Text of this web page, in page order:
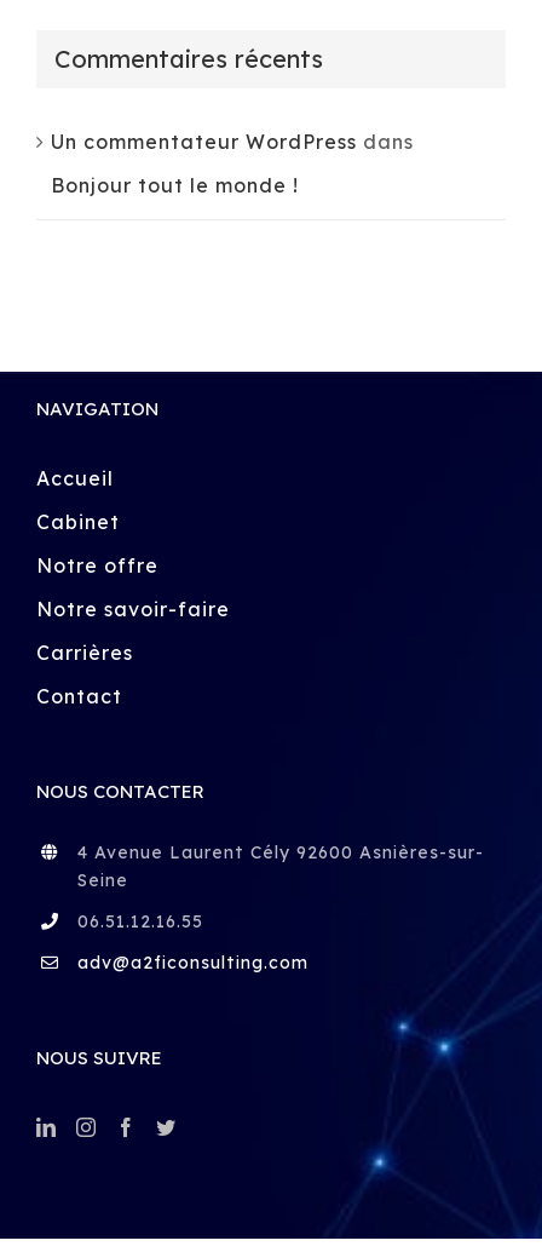
Commentaires récents
Un commentateur WordPress dans
Bonjour tout le monde !
NAVIGATION
Accueil
Cabinet
Notre offre
Notre savoir-faire
Carrières
Contact
NOUS CONTACTER
4 Avenue Laurent Cély 92600 Asnières-sur-
Seine
06.51.12.16.55
adv@a2ficonsulting.com
NOUS SUIVRE